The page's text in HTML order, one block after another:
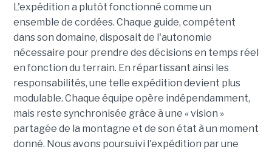
L'expédition a plutôt fonctionné comme un
ensemble de cordées. Chaque guide, compétent
dans son domaine, disposait de l'autonomie
nécessaire pour prendre des décisions en temps réel
en fonction du terrain. En répartissant ainsi les
responsabilités, une telle expédition devient plus
modulable. Chaque équipe opère indépendamment,
mais reste synchronisée grâce à une « vision »
partagée de la montagne et de son état à un moment
donné. Nous avons poursuivi l'expédition par une